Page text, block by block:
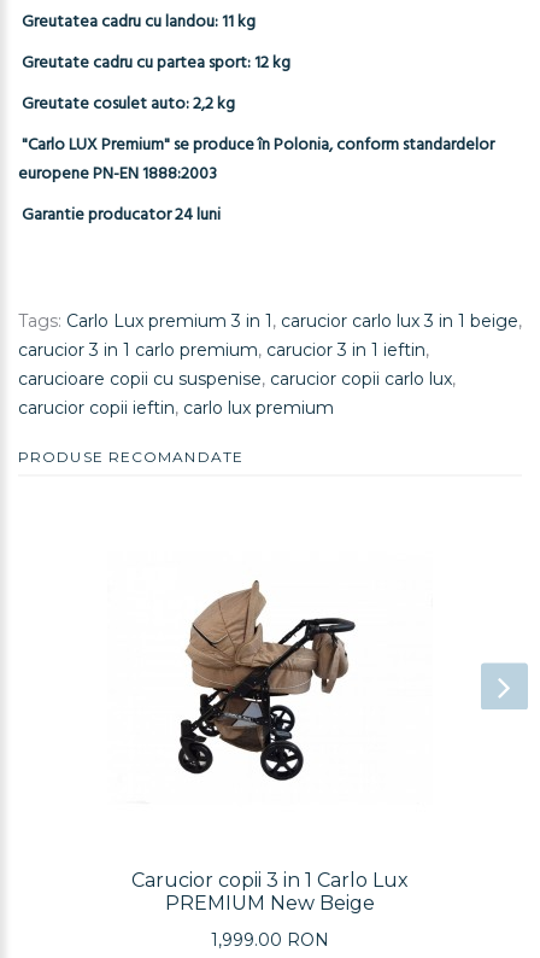
Greutatea cadru cu landou: 11 kg
Greutate cadru cu partea sport: 12 kg
Greutate cosulet auto: 2,2 kg
"Carlo LUX Premium" se produce în Polonia, conform standardelor
europene PN-EN 1888:2003
Garantie producator 24 luni
Tags: Carlo Lux premium 3 in 1, carucior carlo lux 3 in 1 beige,
carucior 3 in 1 carlo premium, carucior 3 in 1 ieftin,
carucioare copii cu suspenise, carucior copii carlo lux,
carucior copii ieftin, carlo lux premium
PRODUSE RECOMANDATE
Carucior copii 3 in 1 Carlo Lux
PREMIUM New Beige
1,999.00 RON